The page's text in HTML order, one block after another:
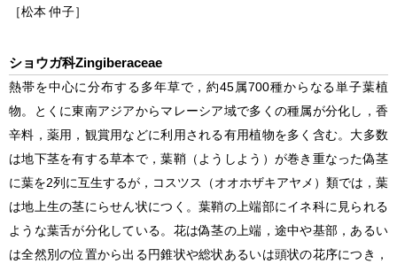
［松本 仲子］
ショウガ科Zingiberaceae
熱帯を中心に分布する多年草で，約45属700種からなる単子葉植
物。とくに東南アジアからマレーシア域で多くの種属が分化し，香
辛料，薬用，観賞用などに利用される有用植物を多く含む。大多数
は地下茎を有する草本で，葉鞘（ようしよう）が巻き重なった偽茎
に葉を2列に互生するが，コスツス（オオホザキアヤメ）類では，葉
は地上生の茎にらせん状につく。葉鞘の上端部にイネ科に見られる
ような葉舌が分化している。花は偽茎の上端，途中や基部，あるい
は全然別の位置から出る円錐状や総状あるいは頭状の花序につき，